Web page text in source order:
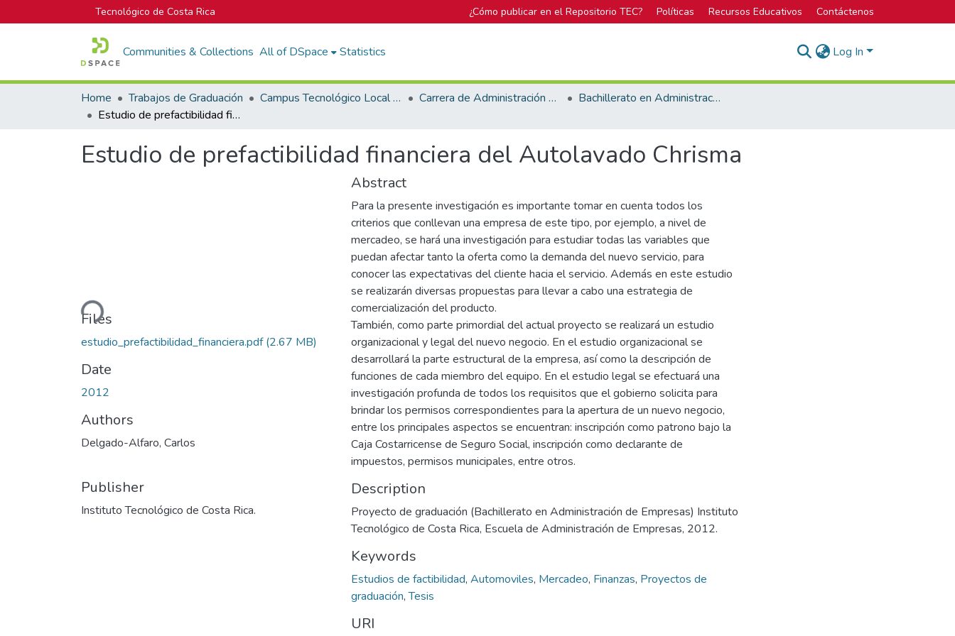
Tecnológico de Costa Rica ¿Cómo publicar en el Repositorio TEC? Políticas Recursos Educativos Contáctenos
Communities & Collections All of DSpace Statistics Log In
Home Trabajos de Graduación Campus Tecnológico Local San José Carrera de Administración de Empresa
Bachillerato en Administración de Empresas
Estudio de prefactibilidad financiera del Autolavado Chrisma
Estudio de prefactibilidad financiera del Autolavado Chrisma
Loading...
Files
estudio_prefactibilidad_financiera.pdf(2.67 MB)
Date
2012
Authors
Delgado-Alfaro, Carlos
Publisher
Instituto Tecnológico de Costa Rica.
Abstract
Para la presente investigación es importante tomar en cuenta todos los
criterios que conllevan una empresa de este tipo, por ejemplo, a nivel de
mercadeo, se hará una investigación para estudiar todas las variables que
puedan afectar tanto la oferta como la demanda del nuevo servicio, para
conocer las expectativas del cliente hacia el servicio. Además en este estudio
se realizarán diversas propuestas para llevar a cabo una estrategia de
comercialización del producto.
También, como parte primordial del actual proyecto se realizará un estudio
organizacional y legal del nuevo negocio. En el estudio organizacional se
desarrollará la parte estructural de la empresa, así como la descripción de
funciones de cada miembro del equipo. En el estudio legal se efectuará una
investigación profunda de todos los requisitos que el gobierno solicita para
brindar los permisos correspondientes para la apertura de un nuevo negocio,
entre los principales aspectos se encuentran: inscripción como patrono bajo la
Caja Costarricense de Seguro Social, inscripción como declarante de
impuestos, permisos municipales, entre otros.
Description
Proyecto de graduación (Bachillerato en Administración de Empresas) Instituto
Tecnológico de Costa Rica, Escuela de Administración de Empresas, 2012.
Keywords
Estudios de factibilidad, Automoviles, Mercadeo, Finanzas, Proyectos de
graduación,Tesis
URI